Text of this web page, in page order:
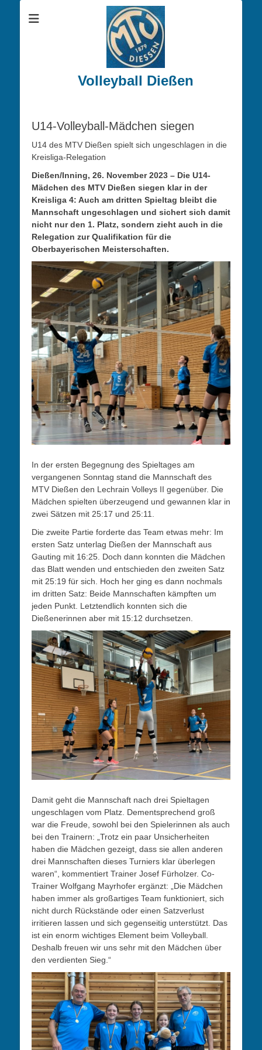
Volleyball Dießen
U14-Volleyball-Mädchen siegen
U14 des MTV Dießen spielt sich ungeschlagen in die
Kreisliga-Relegation
Dießen/Inning, 26. November 2023 – Die U14-
Mädchen des MTV Dießen siegen klar in der
Kreisliga 4: Auch am dritten Spieltag bleibt die
Mannschaft ungeschlagen und sichert sich damit
nicht nur den 1. Platz, sondern zieht auch in die
Relegation zur Qualifikation für die
Oberbayerischen Meisterschaften.
In der ersten Begegnung des Spieltages am
vergangenen Sonntag stand die Mannschaft des
MTV Dießen den Lechrain Volleys II gegenüber. Die
Mädchen spielten überzeugend und gewannen klar in
zwei Sätzen mit 25:17 und 25:11.
Die zweite Partie forderte das Team etwas mehr: Im
ersten Satz unterlag Dießen der Mannschaft aus
Gauting mit 16:25. Doch dann konnten die Mädchen
das Blatt wenden und entschieden den zweiten Satz
mit 25:19 für sich. Hoch her ging es dann nochmals
im dritten Satz: Beide Mannschaften kämpften um
jeden Punkt. Letztendlich konnten sich die
Dießenerinnen aber mit 15:12 durchsetzen.
Damit geht die Mannschaft nach drei Spieltagen
ungeschlagen vom Platz. Dementsprechend groß
war die Freude, sowohl bei den Spielerinnen als auch
bei den Trainern: „Trotz ein paar Unsicherheiten
haben die Mädchen gezeigt, dass sie allen anderen
drei Mannschaften dieses Turniers klar überlegen
waren“, kommentiert Trainer Josef Fürholzer. Co-
Trainer Wolfgang Mayrhofer ergänzt: „Die Mädchen
haben immer als großartiges Team funktioniert, sich
nicht durch Rückstände oder einen Satzverlust
irritieren lassen und sich gegenseitig unterstützt. Das
ist ein enorm wichtiges Element beim Volleyball.
Deshalb freuen wir uns sehr mit den Mädchen über
den verdienten Sieg.“